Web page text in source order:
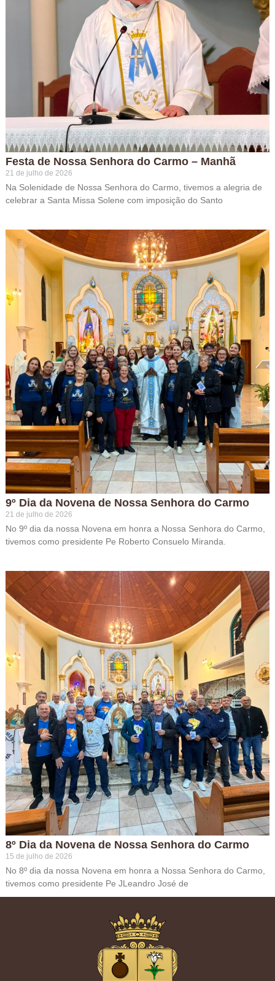
Festa de Nossa Senhora do Carmo – Manhã
21 de julho de 2026
Na Solenidade de Nossa Senhora do Carmo, tivemos a alegria de
celebrar a Santa Missa Solene com imposição do Santo
9º Dia da Novena de Nossa Senhora do Carmo
21 de julho de 2026
No 9º dia da nossa Novena em honra a Nossa Senhora do Carmo,
tivemos como presidente Pe Roberto Consuelo Miranda.
8º Dia da Novena de Nossa Senhora do Carmo
15 de julho de 2026
No 8º dia da nossa Novena em honra a Nossa Senhora do Carmo,
tivemos como presidente Pe JLeandro José de